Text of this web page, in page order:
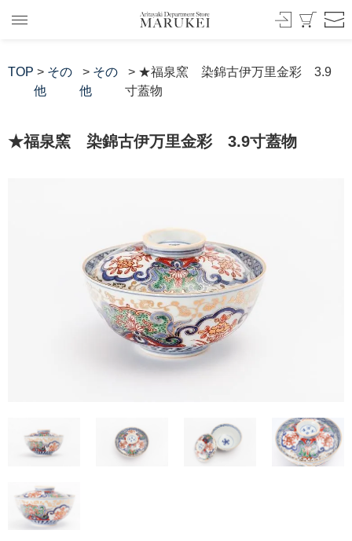
TOP > その
他
> その
他
> ★福泉窯 染錦古伊万里金彩 3.9
寸蓋物
★福泉窯 染錦古伊万里金彩 3.9寸蓋物